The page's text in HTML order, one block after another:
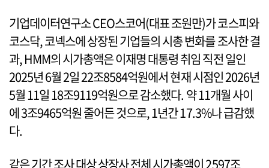
기업데이터연구소 CEO스코어(대표 조원만)가 코스피와
코스닥, 코넥스에 상장된 기업들의 시총 변화를 조사한 결
과, HMM의 시가총액은 이재명 대통령 취임 직전 일인
2025년 6월 2일 22조8584억원에서 현재 시점인 2026년
5월 11일 18조9119억원으로 감소했다. 약 11개월 사이
에 3조9465억원 줄어든 것으로, 1년간 17.3%나 급감했
다.
같은 기간 조사 대상 상장사 전체 시가총액이 2597조